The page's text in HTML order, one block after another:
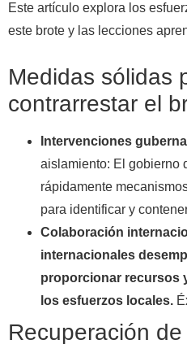
Este artículo explora los
este brote y las lecciones
Medidas sólidas
contrarrestar el
Intervenciones
aislamiento: El gobierno
rápidamente
para identificar y
Colaboración
internacionales
proporcionar recursos
los esfuerzos locales.
Recuperación